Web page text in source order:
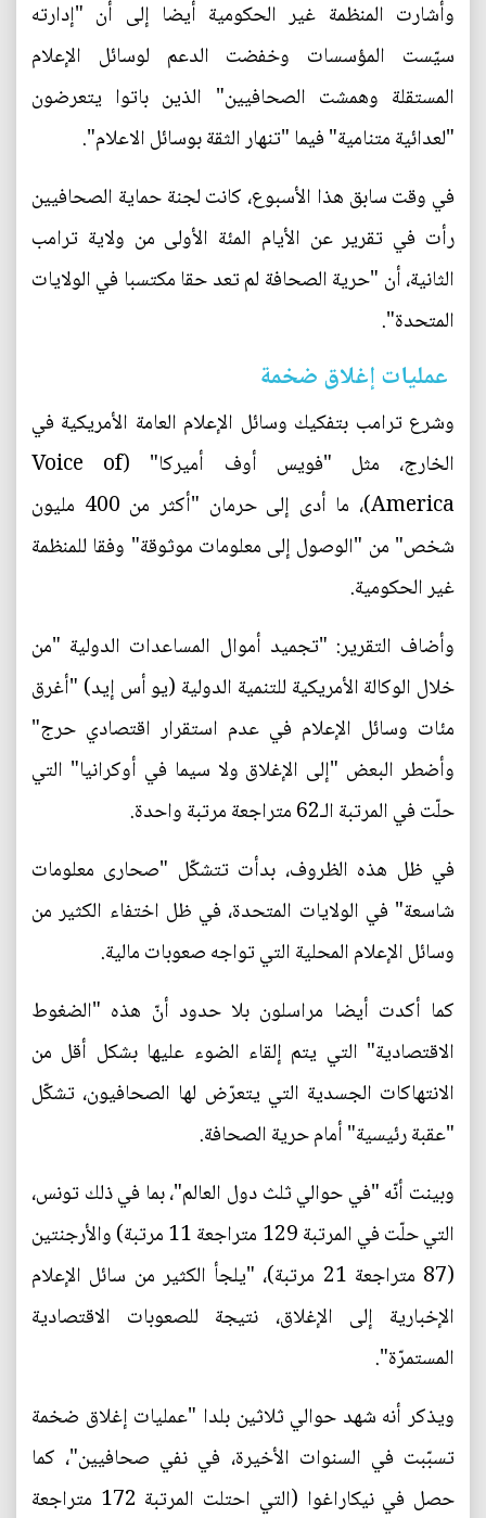
وأشارت المنظمة غير الحكومية أيضا إلى أن "إدارته
سيّست المؤسسات وخفضت الدعم لوسائل الإعلام
المستقلة وهمشت الصحافيين" الذين باتوا يتعرضون
"لعدائية متنامية" فيما "تنهار الثقة بوسائل الاعلام".
في وقت سابق هذا الأسبوع، كانت لجنة حماية الصحافيين
رأت في تقرير عن الأيام المئة الأولى من ولاية ترامب
الثانية، أن "حرية الصحافة لم تعد حقا مكتسبا في الولايات
المتحدة".
عمليات إغلاق ضخمة
وشرع ترامب بتفكيك وسائل الإعلام العامة الأمريكية في
الخارج، مثل "فويس أوف أميركا" (Voice of
America)، ما أدى إلى حرمان "أكثر من 400 مليون
شخص" من "الوصول إلى معلومات موثوقة" وفقا للمنظمة
غير الحكومية.
وأضاف التقرير: "تجميد أموال المساعدات الدولية "من
خلال الوكالة الأمريكية للتنمية الدولية (يو أس إيد) "أغرق
مئات وسائل الإعلام في عدم استقرار اقتصادي حرج"
وأضطر البعض "إلى الإغلاق ولا سيما في أوكرانيا" التي
حلّت في المرتبة الـ62 متراجعة مرتبة واحدة.
في ظل هذه الظروف، بدأت تتشكّل "صحارى معلومات
شاسعة" في الولايات المتحدة، في ظل اختفاء الكثير من
وسائل الإعلام المحلية التي تواجه صعوبات مالية.
كما أكدت أيضا مراسلون بلا حدود أنّ هذه "الضغوط
الاقتصادية" التي يتم إلقاء الضوء عليها بشكل أقل من
الانتهاكات الجسدية التي يتعرّض لها الصحافيون، تشكّل
"عقبة رئيسية" أمام حرية الصحافة.
وبينت أنّه "في حوالي ثلث دول العالم"، بما في ذلك تونس،
التي حلّت في المرتبة 129 متراجعة 11 مرتبة) والأرجنتين
(87 متراجعة 21 مرتبة)، "يلجأ الكثير من سائل الإعلام
الإخبارية إلى الإغلاق، نتيجة للصعوبات الاقتصادية
المستمرّة".
ويذكر أنه شهد حوالي ثلاثين بلدا "عمليات إغلاق ضخمة
تسبّبت في السنوات الأخيرة، في نفي صحافيين"، كما
حصل في نيكاراغوا (التي احتلت المرتبة 172 متراجعة